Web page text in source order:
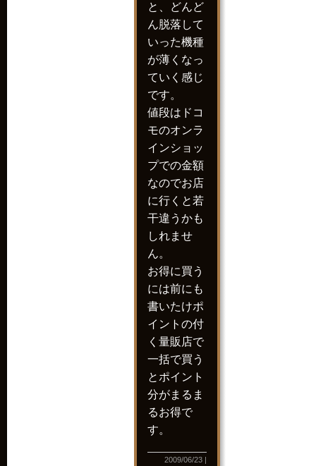
と、どんど
ん脱落して
いった機種
が薄くなっ
ていく感じ
です。
値段はドコ
モのオンラ
インショッ
プでの金額
なのでお店
に行くと若
干違うかも
しれませ
ん。
お得に買う
には前にも
書いたけポ
イントの付
く量販店で
一括で買う
とポイント
分がまるま
るお得で
す。
2009/06/23 |